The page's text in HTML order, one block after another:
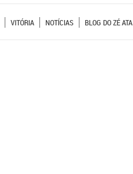
VITÓRIA NOTÍCIAS BLOG DO ZÉ